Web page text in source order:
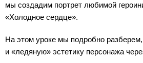
мы создадим портрет любимой
«Холодное сердце».
На этом уроке мы подробно разберем,
и «ледяную» эстетику персонажа